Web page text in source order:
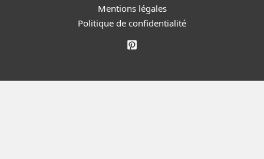
Mentions légales
Politique de confidentialité